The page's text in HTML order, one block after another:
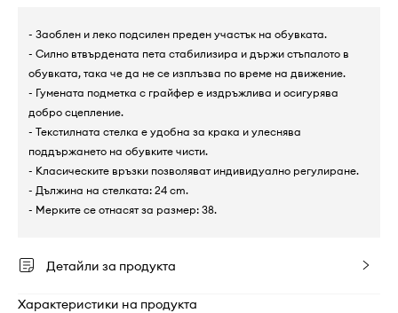
- Заоблен и леко подсилен преден участък на обувката.
- Силно втвърдената пета стабилизира и държи стъпалото в
обувката, така че да не се изплъзва по време на движение.
- Гумената подметка с грайфер е издръжлива и осигурява
добро сцепление.
- Текстилната стелка е удобна за крака и улеснява
поддържането на обувките чисти.
- Класическите връзки позволяват индивидуално регулиране.
- Дължина на стелката: 24 cm.
- Мерките се отнасят за размер: 38.
Детайли за продукта
Характеристики на продукта